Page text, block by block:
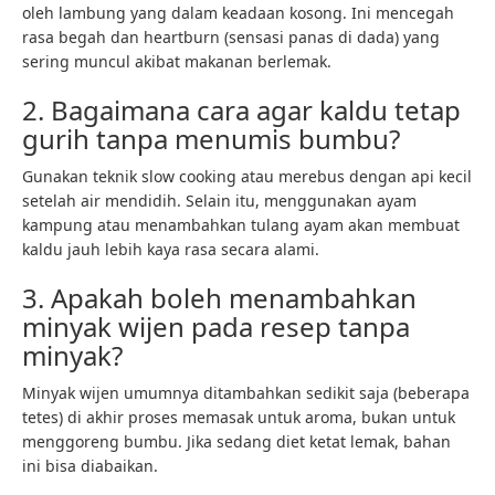
oleh lambung yang dalam keadaan kosong. Ini mencegah
rasa begah dan heartburn (sensasi panas di dada) yang
sering muncul akibat makanan berlemak.
2. Bagaimana cara agar kaldu tetap
gurih tanpa menumis bumbu?
Gunakan teknik slow cooking atau merebus dengan api kecil
setelah air mendidih. Selain itu, menggunakan ayam
kampung atau menambahkan tulang ayam akan membuat
kaldu jauh lebih kaya rasa secara alami.
3. Apakah boleh menambahkan
minyak wijen pada resep tanpa
minyak?
Minyak wijen umumnya ditambahkan sedikit saja (beberapa
tetes) di akhir proses memasak untuk aroma, bukan untuk
menggoreng bumbu. Jika sedang diet ketat lemak, bahan
ini bisa diabaikan.